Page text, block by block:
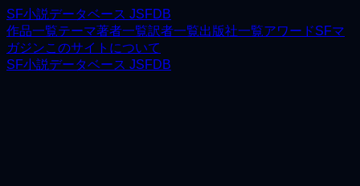
SF小説データベース JSFDB
作品一覧テーマ著者一覧訳者一覧出版社一覧アワードSFマ
ガジンこのサイトについて
SF小説データベース JSFDB